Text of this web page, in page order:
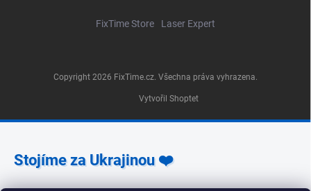
FixTime Store Laser Expert
Vytvořil Shoptet
Copyright 2026 FixTime.cz. Všechna práva vyhrazena.
Stojíme za Ukrajinou ❤️